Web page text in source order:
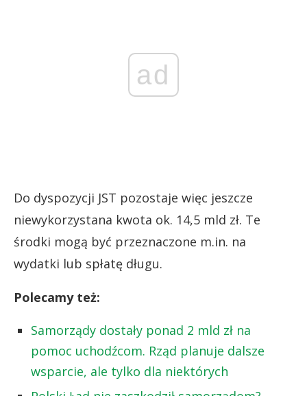
ad
Do dyspozycji JST pozostaje więc jeszcze
niewykorzystana kwota ok. 14,5 mld zł. Te
środki mogą być przeznaczone m.in. na
wydatki lub spłatę długu.
Polecamy też:
Samorządy dostały ponad 2 mld zł na
pomoc uchodźcom. Rząd planuje dalsze
wsparcie, ale tylko dla niektórych